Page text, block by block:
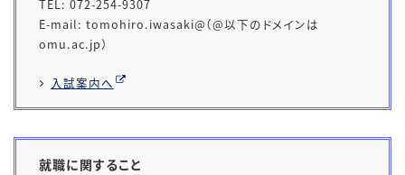
TEL: 072-254-9307
E-mail: tomohiro.iwasaki@（@以下のドメインは
omu.ac.jp）
入試案内へ
就職に関すること